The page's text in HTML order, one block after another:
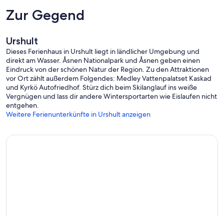
(*5)
Die Endreinigung muss im Ferienhaus Gamla Smedja selbst
sauber, in dem Zustand in welchem Sie das Haus vorfanden zurück.
Anschrift: Ferienhaus "Gamla Smedja", Klasamåla Västergård 10, 362
95 Urshult, Schweden
Bei dem roten Haupthaus auf dem Hügel erhalten Sie den Schlüssel
und weitere Informationen. Bitte machen Sie sich durch Betätigen
der Klingel/Glocke and der Tür bemerkbar.
Zur Gegend
Urshult
Dieses Ferienhaus in Urshult liegt in ländlicher Umgebung und
direkt am Wasser. Åsnen Nationalpark und Åsnen geben einen
Eindruck von der schönen Natur der Region. Zu den Attraktionen
vor Ort zählt außerdem Folgendes: Medley Vattenpalatset Kaskad
und Kyrkö Autofriedhof. Stürz dich beim Skilanglauf ins weiße
Vergnügen und lass dir andere Wintersportarten wie Eislaufen nicht
entgehen.
Weitere Ferienunterkünfte in Urshult anzeigen